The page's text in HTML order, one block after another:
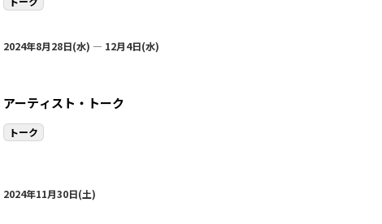
2024年8月28日(水) — 12月4日(水)
アーティスト・トーク
トーク
2024年11月30日(土)